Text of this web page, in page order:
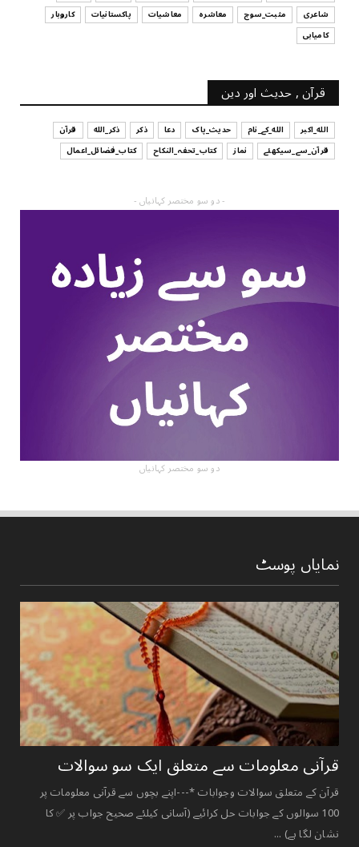
شاعری
مثبت_سوچ معاشرہ معاشیات پاکستانیات
کاروبار
کامیابی
قرآن , حدیث اور دین
الله_اکبر الله_کے_نام حدیث_پاک دعا ذکر ذکر_الله
قرآن
قرآن_سے_سیکھئے
نماز کتاب_تحفہ_النکاح کتاب_فضائل_اعمال
- دو سو مختصر کہانیاں -
دو سو مختصر کہانیاں
نمایاں پوسٹ
قرآنی ‏معلومات ‏سے ‏متعلق ‏ایک ‏سو ‏سوالات ‏
قرآن کے متعلق سوالات وجوابات *---اپنے بچوں سے قرآنی معلومات پر
100 سوالوں کے جوابات حل کرائیے (آسانی کیلئے صحیح جواب پر ✅ کا
نشان لگا ہے) ...